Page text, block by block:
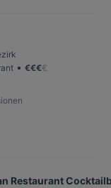
• €€€€
Restaurant